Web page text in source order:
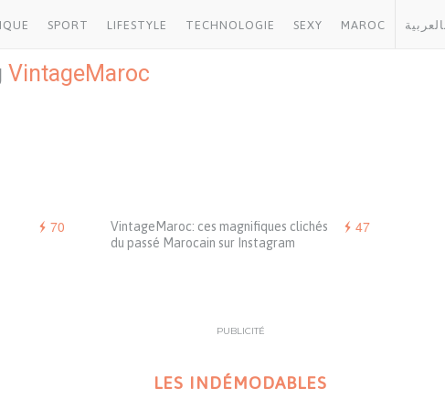
SPORT LIFESTYLE TECHNOLOGIE SEXY MAROC
VintageMaroc
70 47
VintageMaroc: ces magnifiques clichés
du passé Marocain sur Instagram
PUBLICITÉ
LES INDÉMODABLES